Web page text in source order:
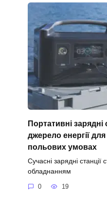
Портативні зарядні
джерело енергії
польових умовах
Сучасні зарядні станції
обладнанням
0 19